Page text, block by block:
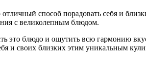
способ порадовать себя и
с великолепным блюдом.
это блюдо и ощутить всю гармонию
и своих близких этим уникальным